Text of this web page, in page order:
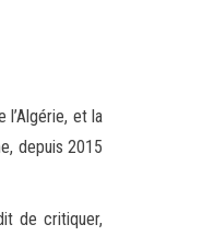
l’Algérie, et la
depuis 2015
de critiquer,